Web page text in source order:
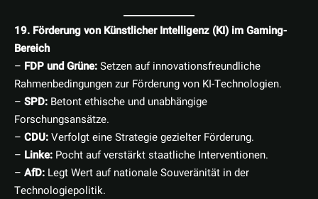
19. Förderung von Künstlicher Intelligenz (KI) im Gaming-
Bereich
– FDP und Grüne:Setzen auf innovationsfreundliche
Rahmenbedingungen zur Förderung von KI-Technologien.
– SPD: Betont ethische und unabhängige
Forschungsansätze.
– CDU:Verfolgt eine Strategie gezielter Förderung.
– Linke: Pocht auf verstärkt staatliche Interventionen.
– AfD: Legt Wert auf nationale Souveränität in der
Technologiepolitik.